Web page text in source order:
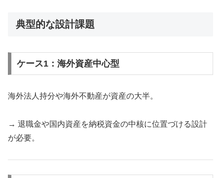
典型的な設計課題
ケース1：海外資産中心型
海外法人持分や海外不動産が資産の大半。
→ 退職金や国内資産を納税資金の中核に位置づける設計
が必要。